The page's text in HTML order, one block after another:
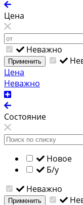
Цена
Неважно
Применить
Цена
Неважно
Состояние
Новое
Б/у
Неважно
Применить